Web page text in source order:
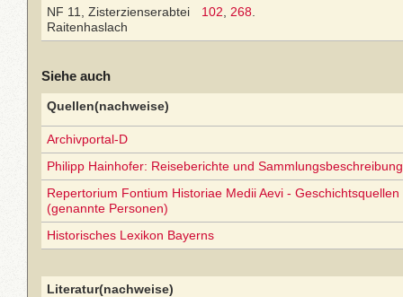
NF 11, Zisterzienserabtei
Raitenhaslach
102 268
Siehe auch
Quellen(nachweise)
Archivportal-D
Philipp Hainhofer: Reiseberichte und
Repertorium Fontium Historiae Medii Aevi -
(genannte Personen)
Historisches Lexikon Bayerns
Literatur(nachweise)